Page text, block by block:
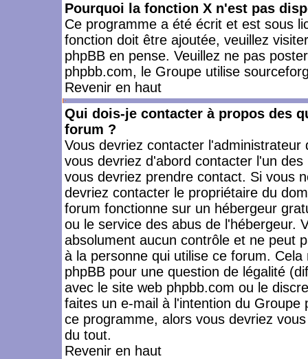
Pourquoi la fonction X n'est pas
Ce programme a été écrit et est sous
fonction doit être ajoutée, veuillez
phpBB en pense. Veuillez ne pas
phpbb.com, le Groupe utilise
Revenir en haut
Qui dois-je contacter à propos des
forum ?
Vous devriez contacter
vous devriez d'abord contacter l'un
vous devriez prendre contact. Si vous
devriez contacter le propriétaire du
forum fonctionne sur un hébergeur
ou le service des abus de l'hébergeur.
absolument aucun contrôle et ne peut
à la personne qui utilise ce forum.
phpBB pour une question de légalité
avec le site web phpbb.com ou le
faites un e-mail à l'intention du
ce programme, alors vous devriez
du tout.
Revenir en haut